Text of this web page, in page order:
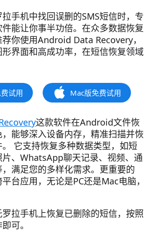
手机中找回误删的SMS短信时，专
能让你事半功倍。在众多数据恢复
你使用Android Data Recovery，
界面和高成功率，在短信恢复领域
试用 Mac版免费试用
这款软件在Android文件恢
能够深入设备内存，精准扫描并恢
它支持恢复多种数据类型，如短
、WhatsApp聊天记录、视频、通
满足您的多样化需求。更重要的
台应用，无论是PC还是Mac电脑，
拉手机上恢复已删除的短信，按照
可。